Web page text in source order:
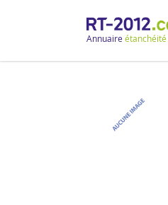
Annuaire étanchéité